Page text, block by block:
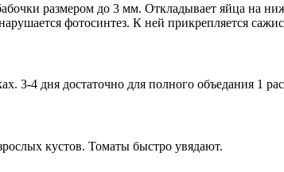
размером до 3 мм. Откладывает яйца на
фотосинтез. К ней прикрепляется
3-4 дня достаточно для полного объедания 1
кустов. Томаты быстро увядают.